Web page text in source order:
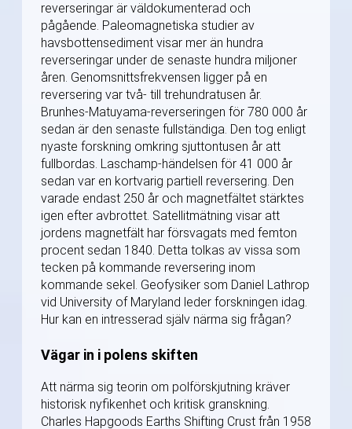
reverseringar är väldokumenterad och
pågående. Paleomagnetiska studier av
havsbottensediment visar mer än hundra
reverseringar under de senaste hundra miljoner
åren. Genomsnittsfrekvensen ligger på en
reversering var två- till trehundratusen år.
Brunhes-Matuyama-reverseringen för 780 000 år
sedan är den senaste fullständiga. Den tog enligt
nyaste forskning omkring sjuttontusen år att
fullbordas. Laschamp-händelsen för 41 000 år
sedan var en kortvarig partiell reversering. Den
varade endast 250 år och magnetfältet stärktes
igen efter avbrottet. Satellitmätning visar att
jordens magnetfält har försvagats med femton
procent sedan 1840. Detta tolkas av vissa som
tecken på kommande reversering inom
kommande sekel. Geofysiker som Daniel Lathrop
vid University of Maryland leder forskningen idag.
Hur kan en intresserad själv närma sig frågan?
Vägar in i polens skiften
Att närma sig teorin om polförskjutning kräver
historisk nyfikenhet och kritisk granskning.
Charles Hapgoods Earths Shifting Crust från 1958